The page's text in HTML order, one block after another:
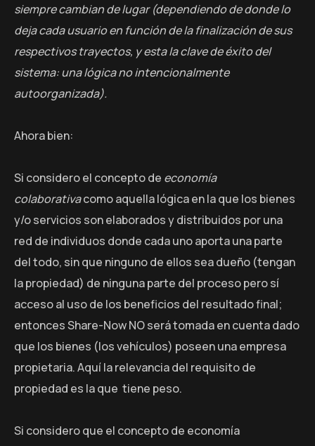
siempre cambian de lugar (dependiendo de donde lo
deja cada usuario en función de la finalización de sus
respectivos trayectos, y esta la clave de éxito del
sistema: una lógica no intencionalmente
autoorganizada).
Ahora bien:
Si considero el concepto de economía
colaborativacomo aquella lógica en la que los bienes
y/o servicios son elaborados y distribuidos por una
red de individuos donde cada uno aporta una parte
del todo, sin que ninguno de ellos sea dueño (tengan
la propiedad) de ninguna parte del proceso pero sí
acceso al uso de los beneficios del resultado final;
entonces Share-Now NO será tomada en cuenta dado
que los bienes (los vehículos) poseen una empresa
propietaria. Aquí la relevancia del requisito de
propiedad es la que tiene peso.
Si considero que el concepto de economía